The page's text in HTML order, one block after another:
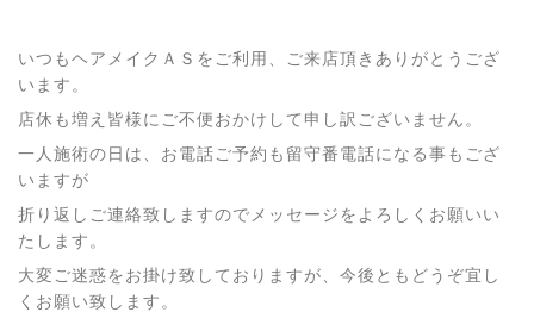
いつもヘアメイクＡＳをご利用、ご来店頂きありがとうござ
います。
店休も増え皆様にご不便おかけして申し訳ございません。
一人施術の日は、お電話ご予約も留守番電話になる事もござ
いますが
折り返しご連絡致しますのでメッセージをよろしくお願いい
たします。
大変ご迷惑をお掛け致しておりますが、今後ともどうぞ宜し
くお願い致します。